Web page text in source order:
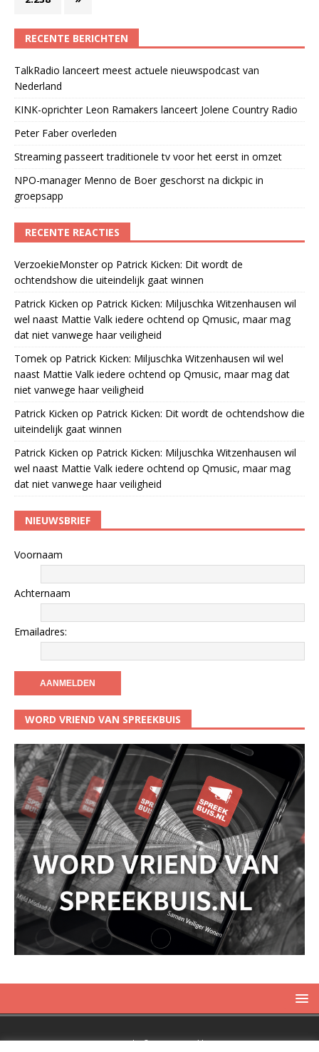
RECENTE BERICHTEN
TalkRadio lanceert meest actuele nieuwspodcast van
Nederland
KINK-oprichter Leon Ramakers lanceert Jolene Country Radio
Peter Faber overleden
Streaming passeert traditionele tv voor het eerst in omzet
NPO-manager Menno de Boer geschorst na dickpic in
groepsapp
RECENTE REACTIES
VerzoekieMonsterop Patrick Kicken: Dit wordt de
ochtendshow die uiteindelijk gaat winnen
Patrick Kicken op Patrick Kicken: Miljuschka Witzenhausen wil
wel naast Mattie Valk iedere ochtend op Qmusic, maar mag
dat niet vanwege haar veiligheid
Tomek op Patrick Kicken: Miljuschka Witzenhausen wil wel
naast Mattie Valk iedere ochtend op Qmusic, maar mag dat
niet vanwege haar veiligheid
Patrick Kicken op Patrick Kicken: Dit wordt de ochtendshow die
uiteindelijk gaat winnen
Patrick Kicken op Patrick Kicken: Miljuschka Witzenhausen wil
wel naast Mattie Valk iedere ochtend op Qmusic, maar mag
dat niet vanwege haar veiligheid
NIEUWSBRIEF
Voornaam
Achternaam
Emailadres:
WORD VRIEND VAN SPREEKBUIS
Copyright © 2019 Spreekbuis